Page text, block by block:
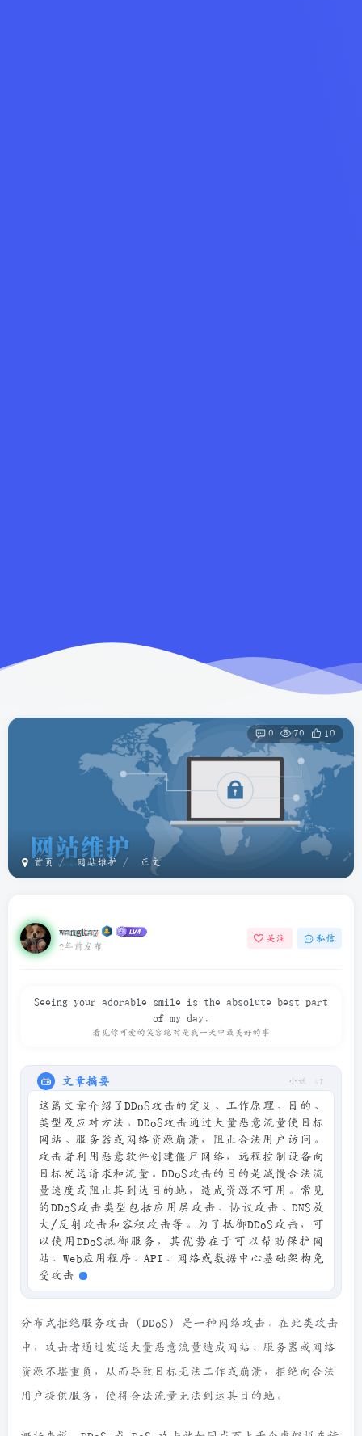
首页 网站维护 正文
0 70 10
wangkay
2年前发布
关注 私信
Seeing your adorable smile is the absolute best part
of my day.
看见你可爱的笑容绝对是我一天中最美好的事
文章摘要 小妖 AI
这篇文章介绍了DDoS攻击的定义、工作原理、目的、
类型及应对方法。DDoS攻击通过大量恶意流量使目标
网站、服务器或网络资源崩溃，阻止合法用户访问。
攻击者利用恶意软件创建僵尸网络，远程控制设备向
目标发送请求和流量。DDoS攻击的目的是减慢合法流
量速度或阻止其到达目的地，造成资源不可用。常见
的DDoS攻击类型包括应用层攻击、协议攻击、DNS放
大/反射攻击和容积攻击等。为了抵御DDoS攻击，可
以使用DDoS抵御服务，其优势在于可以帮助保护网
站、Web应用程序、API、网络或数据中心基础架构免
受攻击。
分布式拒绝服务攻击 (DDoS) 是一种网络攻击。在此类攻击
中，攻击者通过发送大量恶意流量造成网站、服务器或网络
资源不堪重负，从而导致目标无法工作或崩溃，拒绝向合法
用户提供服务，使得合法流量无法到达其目的地。